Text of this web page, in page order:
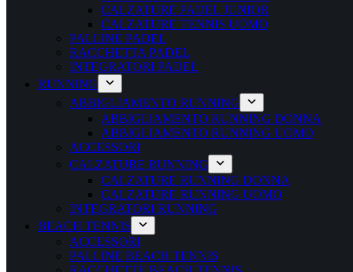
CALZATURE PADEL JUNIOR
CALZATURE TENNIS UOMO
PALLINE PADEL
RACCHETTA PADEL
INTEGRATORI PADEL
RUNNING
ABBIGLIAMENTO RUNNING
ABBIGLIAMENTO RUNNING DONNA
ABBIGLIAMENTO RUNNING UOMO
ACCESSORI
CALZATURE RUNNING
CALZATURE RUNNING DONNA
CALZATURE RUNNING UOMO
INTEGRATORI RUNNING
BEACH TENNIS
ACCESSORI
PALLINE BEACH TENNIS